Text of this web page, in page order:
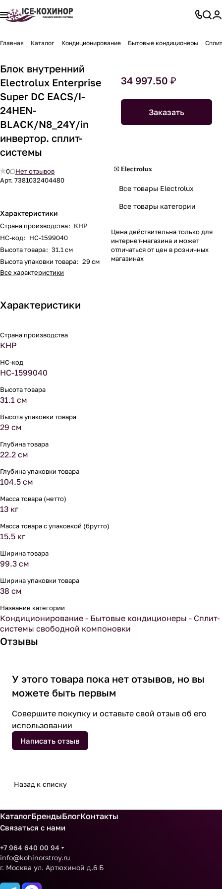
Главная Каталог Кондиционирование Бытовые кондиционеры
Блок внутренний
Electrolux Enterprise
Super DC EACS/I-
24HEN-
BLACK/N8_24Y/in
инвертор. сплит-
системы
0
Нет отзывов
Арт. 7381032404480
Характеристики
Страна производства: КНР
НС-код: НС-1599040
Высота товара: 31.1 см
Высота упаковки товара: 29 см
Все характеристики
34 997.50 ₽
Заказать
Все товары Electrolux
Все товары категории
Цена действительна только для
интернет-магазина и может
отличаться от цен в розничных
магазинах
Характеристики
Страна производства
КНР
НС-код
НС-1599040
Высота товара
31.1 см
Высота упаковки товара
29 см
Глубина товара
22.2 см
Глубина упаковки товара
104.5 см
Масса товара (нетто)
13 кг
Масса товара с упаковкой (брутто)
15.5 кг
Ширина товара
99.3 см
Ширина упаковки товара
38 см
Название категории
Кондиционирование - Бытовые кондиционеры - Сплит-
системы свободной компоновки
Отзывы
У этого товара пока нет отзывов, но вы
можете быть первым
Совершите покупку и оставьте свой отзыв об его
использовании
Написать отзыв
Назад к списку
КаталогБрендыБлогКонтакты
Связаться с нами
+7 964 640 00 94
info@kohinorstroy.ru
г. Москва ул. Артюхиной д.6 Б